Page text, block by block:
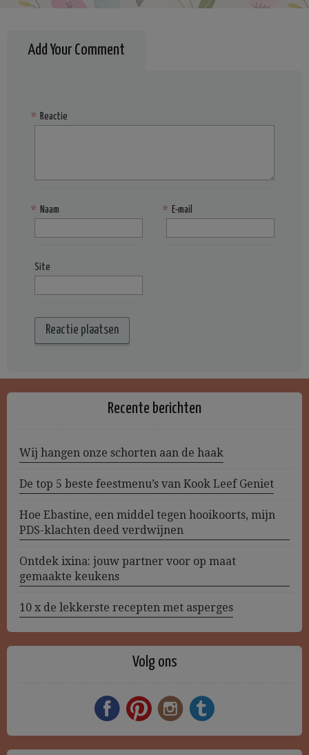
Add Your Comment
Reactie
*
Naam
* E-mail
*
Site
Recente berichten
Wij hangen onze schorten aan de haak
De top 5 beste feestmenu’s van Kook Leef Geniet
Hoe Ebastine, een middel tegen hooikoorts, mijn
PDS-klachten deed verdwijnen
Ontdek ixina: jouw partner voor op maat
gemaakte keukens
10 x de lekkerste recepten met asperges
Volg ons